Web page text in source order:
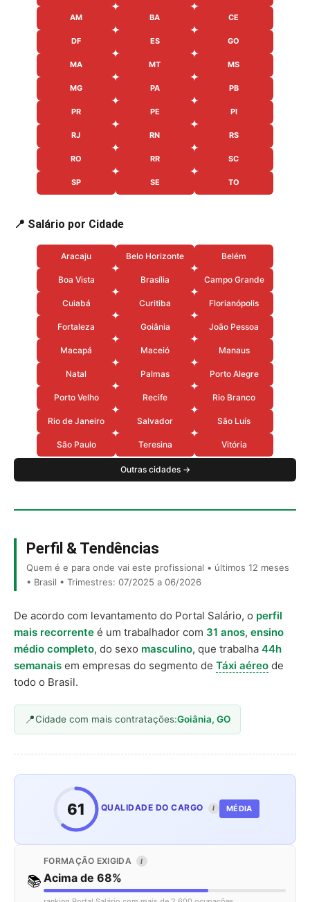
AM BA CE
DF ES GO
MA MT MS
MG PA PB
PR PE PI
RJ RN RS
RO RR SC
SP SE TO
📍 Salário por Cidade
Aracaju Belo Horizonte Belém
Boa Vista Brasília Campo Grande
Cuiabá Curitiba Florianópolis
Fortaleza Goiânia João Pessoa
Macapá Maceió Manaus
Natal Palmas Porto Alegre
Porto Velho Recife Rio Branco
Rio de Janeiro Salvador São Luís
São Paulo Teresina Vitória
Outras cidades →
Perfil & Tendências
Quem é e para onde vai este profissional • últimos 12 meses
• Brasil • Trimestres: 07/2025 a 06/2026
De acordo com levantamento do Portal Salário, o perfil
mais recorrente é um trabalhador com 31 anos, ensino
médio completo, do sexo masculino, que trabalha 44h
semanais em empresas do segmento de Táxi aéreo de
todo o Brasil.
Cidade com mais contratações:Goiânia, GO
61 QUALIDADE DO CARGO I MÉDIA
📚
FORMAÇÃO EXIGIDA I
Acima de 68%